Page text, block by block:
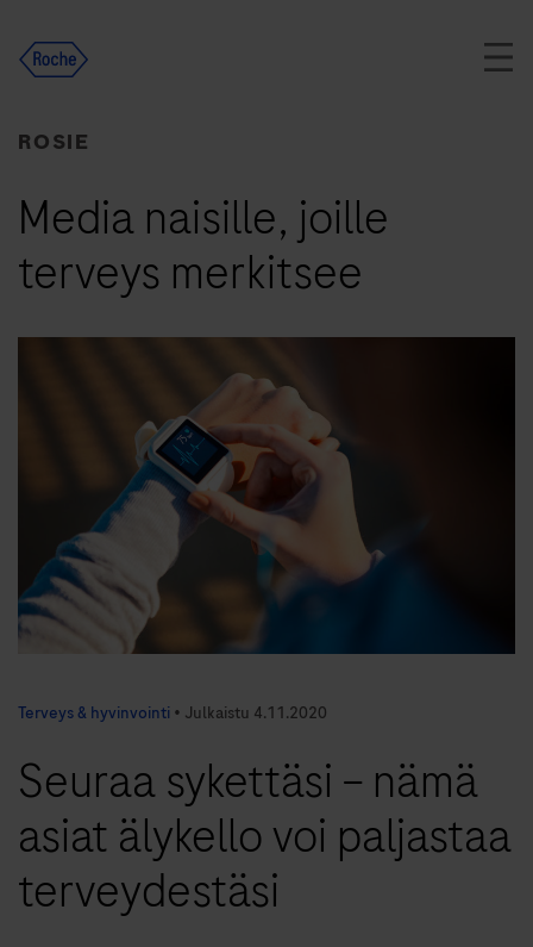
content
ROSIE
Media naisille, joille
terveys merkitsee
Terveys & hyvinvointi • Julkaistu 4.11.2020
Seuraa sykettäsi – nämä
asiat älykello voi paljastaa
terveydestäsi